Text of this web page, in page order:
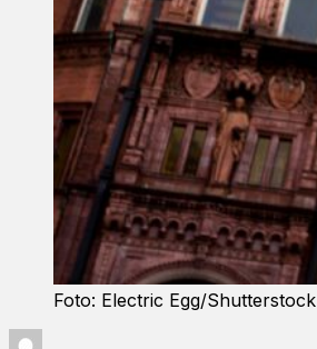
Foto: Electric Egg/Shutterstock